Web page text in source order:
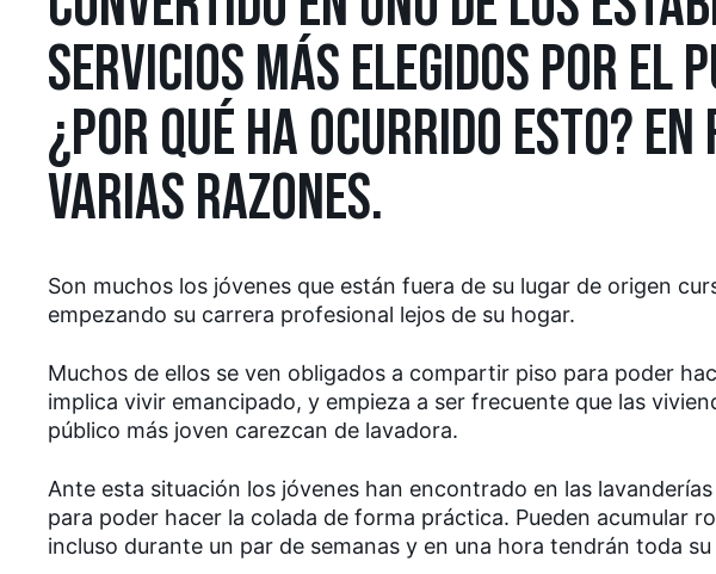
SERVICIOS MÁS ELEGIDOS POR EL
¿POR QUÉ HA OCURRIDO ESTO? EN
VARIAS RAZONES.
Son muchos los jóvenes que están fuera de su lugar de origen
empezando su carrera profesional lejos de su hogar.
Muchos de ellos se ven obligados a compartir piso para poder
implica vivir emancipado, y empieza a ser frecuente que las
público más joven carezcan de lavadora.
Ante esta situación los jóvenes han encontrado en las
para poder hacer la colada de forma práctica. Pueden acumular
incluso durante un par de semanas y en una hora tendrán toda